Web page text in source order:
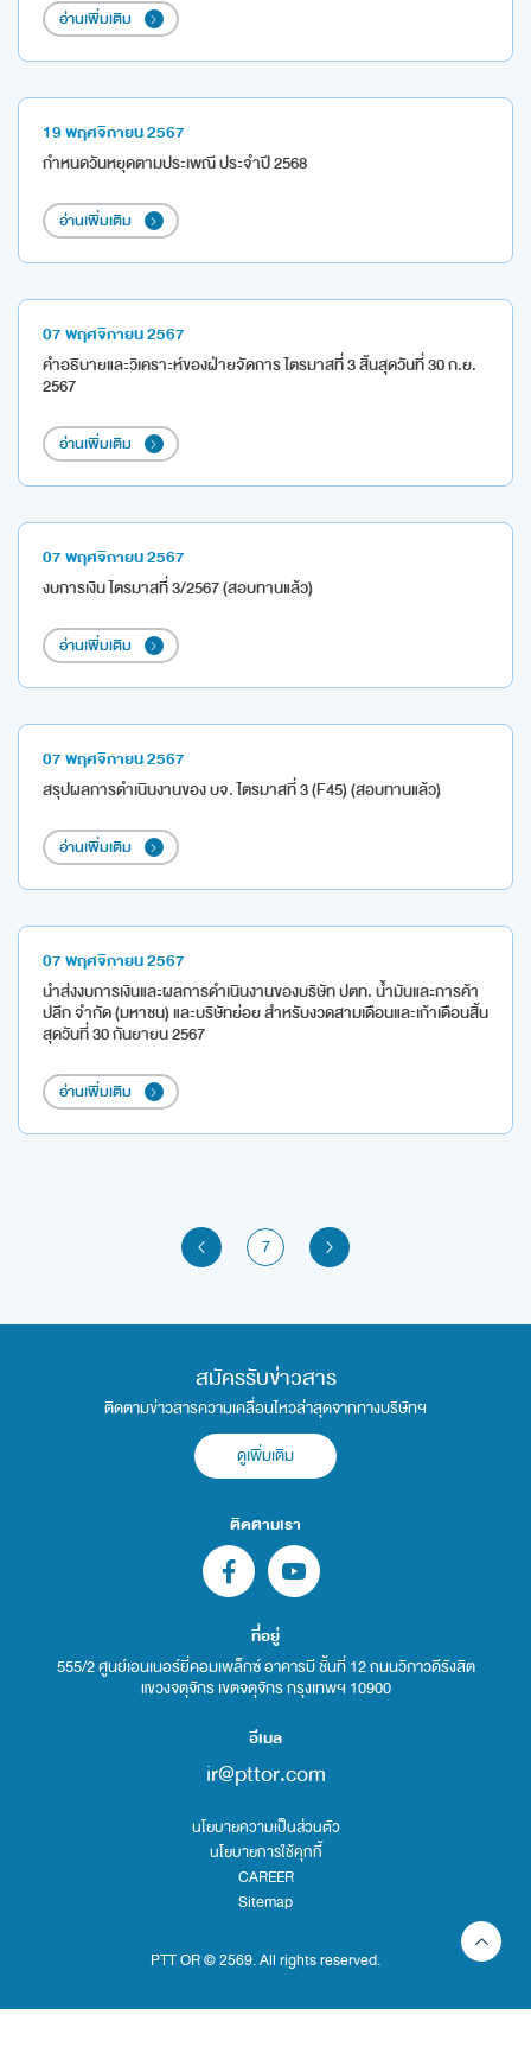
อ่านเพิ่มเติม
19 พฤศจิกายน 2567
กำหนดวันหยุดตามประเพณี ประจำปี 2568
อ่านเพิ่มเติม
07 พฤศจิกายน 2567
คำอธิบายและวิเคราะห์ของฝ่ายจัดการ ไตรมาสที่ 3 สิ้นสุดวันที่ 30 ก.ย.
2567
อ่านเพิ่มเติม
07 พฤศจิกายน 2567
งบการเงิน ไตรมาสที่ 3/2567 (สอบทานแล้ว)
อ่านเพิ่มเติม
07 พฤศจิกายน 2567
สรุปผลการดำเนินงานของ บจ. ไตรมาสที่ 3 (F45) (สอบทานแล้ว)
อ่านเพิ่มเติม
07 พฤศจิกายน 2567
นำส่งงบการเงินและผลการดำเนินงานของบริษัท ปตท. น้ำมันและการค้า
ปลีก จำกัด (มหาชน) และบริษัทย่อย สำหรับงวดสามเดือนและเก้าเดือนสิ้น
สุดวันที่ 30 กันยายน 2567
อ่านเพิ่มเติม
7
สมัครรับข่าวสาร
ติดตามข่าวสารความเคลื่อนไหวล่าสุดจากทางบริษัทฯ
ดูเพิ่มเติม
ติดตามเรา
ที่อยู่
555/2 ศูนย์เอนเนอร์ยี่คอมเพล็กซ์ อาคารบี ชั้นที่ 12 ถนนวิภาวดีรังสิต
แขวงจตุจักร เขตจตุจักร กรุงเทพฯ 10900
อีเมล
ir@pttor.com
นโยบายความเป็นส่วนตัว
นโยบายการใช้คุกกี้
CAREER
Sitemap
PTT OR © 2569. All rights reserved.